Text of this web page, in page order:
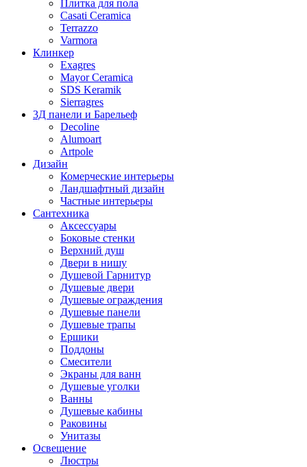
Плитка для пола
Casati Ceramica
Terrazzo
Varmora
Клинкер
Exagres
Mayor Ceramica
SDS Keramik
Sierragres
3Д панели и Барельеф
Decoline
Alumoart
Artpole
Дизайн
Комерческие интерьеры
Ландшафтный дизайн
Частные интерьеры
Сантехника
Аксессуары
Боковые стенки
Верхний душ
Двери в нишу
Душевой Гарнитур
Душевые двери
Душевые ограждения
Душевые панели
Душевые трапы
Ершики
Поддоны
Смесители
Экраны для ванн
Душевые уголки
Ванны
Душевые кабины
Раковины
Унитазы
Освещение
Люстры